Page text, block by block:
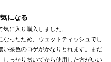
になる
に入り購入しました。
ったため、ウェットティッシュでし
い茶色のコゲがかなりとれます。まだ
しっかり拭いてから使用した方がいい